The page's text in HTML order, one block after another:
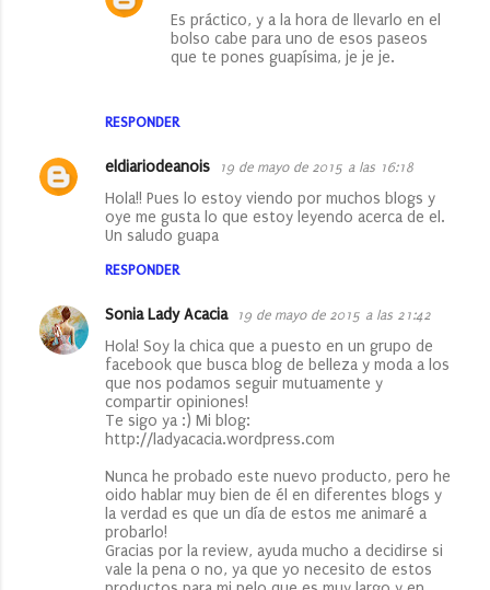
RESPONDER
Es práctico, y a la hora de llevarlo en el
bolso cabe para uno de esos paseos
que te pones guapísima, je je je.
eldiariodeanois 19 de mayo de 2015 a las 16:18
Hola!! Pues lo estoy viendo por muchos blogs y
oye me gusta lo que estoy leyendo acerca de el.
Un saludo guapa
RESPONDER
Sonia Lady Acacia 19 de mayo de 2015 a las 21:42
Hola! Soy la chica que a puesto en un grupo de
facebook que busca blog de belleza y moda a los
que nos podamos seguir mutuamente y
compartir opiniones!
Te sigo ya :) Mi blog:
http://ladyacacia.wordpress.com
Nunca he probado este nuevo producto, pero he
oido hablar muy bien de él en diferentes blogs y
la verdad es que un día de estos me animaré a
probarlo!
Gracias por la review, ayuda mucho a decidirse si
vale la pena o no, ya que yo necesito de estos